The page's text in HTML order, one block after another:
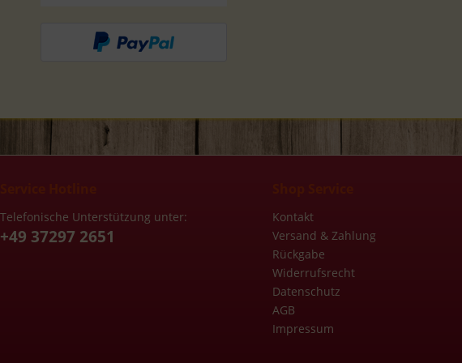
Telefonische Unterstützung unter:
+49 37297 2651
Kontakt
Versand & Zahlung
Rückgabe
Widerrufsrecht
Datenschutz
AGB
Impressum